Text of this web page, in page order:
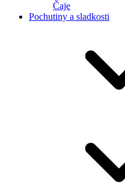
Čaje
Pochutiny a sladkosti